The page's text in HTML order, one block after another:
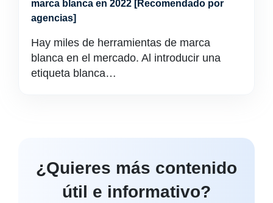
marca blanca en 2022 [Recomendado por
agencias]
Hay miles de herramientas de marca
blanca en el mercado. Al introducir una
etiqueta blanca…
¿Quieres más contenido
útil e informativo?